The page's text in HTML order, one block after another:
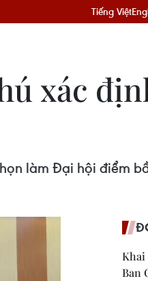
Tiếng Việt
xác
làm Đại hội điểm
Khai
Ban